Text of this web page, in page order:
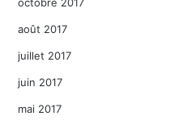
août 2017
juillet 2017
juin 2017
mai 2017